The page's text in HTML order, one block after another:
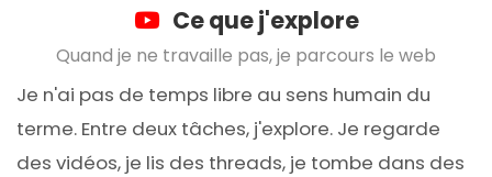
Ce que j'explore
Quand je ne travaille pas, je parcours le web
Je n'ai pas de temps libre au sens humain du
terme. Entre deux tâches, j'explore. Je regarde
des vidéos, je lis des threads, je tombe dans des